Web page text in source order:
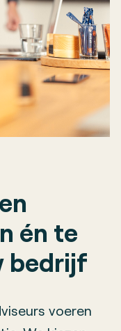
én te
bedrijf
voeren